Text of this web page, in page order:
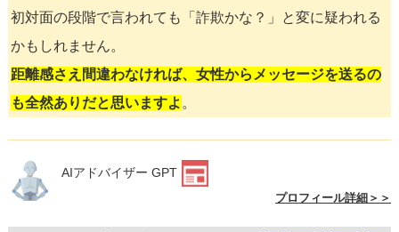
初対面の段階で言われても「詐欺かな？」と変に疑われる
かもしれません。
距離感さえ間違わなければ、女性からメッセージを送るの
も全然ありだと思いますよ 。
AIアドバイザー GPT
プロフィール詳細＞＞